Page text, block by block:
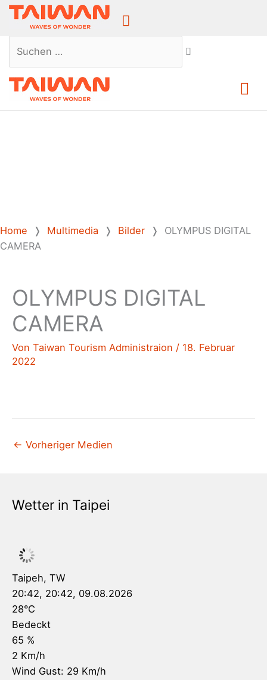
Above
Suchen …
Home ❭ Multimedia ❭ Bilder ❭ OLYMPUS DIGITAL
CAMERA
OLYMPUS DIGITAL
CAMERA
Von Taiwan Tourism Administraion / 18. Februar
2022
← Vorheriger Medien
Wetter in Taipei
Taipeh, TW
20:42, 20:42, 09.08.2026
28°C
Bedeckt
65 %
2 Km/h
Wind Gust: 29 Km/h